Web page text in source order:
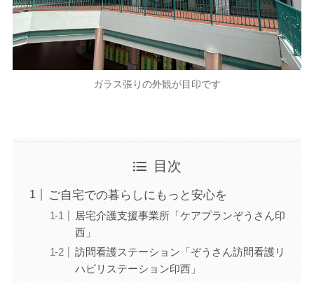
ガラス張りの外観が目印です
目次
ご自宅での暮らしにもっと安心を
居宅介護支援事業所「ケアプランぞうさん印
西」
訪問看護ステーション「ぞうさん訪問看護リ
ハビリステーション印西」